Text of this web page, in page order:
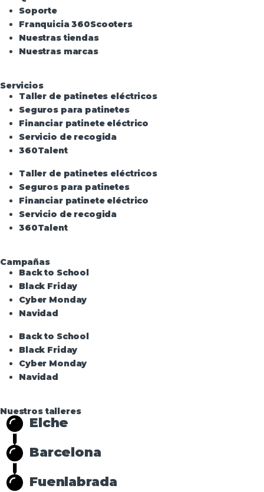
Soporte
Franquicia 360Scooters
Nuestras tiendas
Nuestras marcas
Servicios
Taller de patinetes eléctricos
Seguros para patinetes
Financiar patinete eléctrico
Servicio de recogida
360Talent
Taller de patinetes eléctricos
Seguros para patinetes
Financiar patinete eléctrico
Servicio de recogida
360Talent
Campañas
Back to School
Black Friday
Cyber Monday
Navidad
Back to School
Black Friday
Cyber Monday
Navidad
Nuestros talleres
Elche
Barcelona
Fuenlabrada